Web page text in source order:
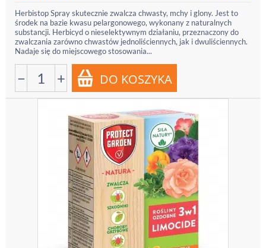
Herbistop Spray skutecznie zwalcza chwasty, mchy i glony. Jest to
środek na bazie kwasu pelargonowego, wykonany z naturalnych
substancji. Herbicyd o nieselektywnym działaniu, przeznaczony do
zwalczania zarówno chwastów jednoliściennych, jak i dwuliściennych.
Nadaje się do miejscowego stosowania...
− +